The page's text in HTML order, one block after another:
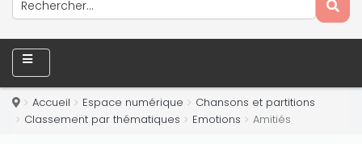
Accueil Espace numérique
Chansons et partitions
Classement par thématiques
Emotions Amitiés